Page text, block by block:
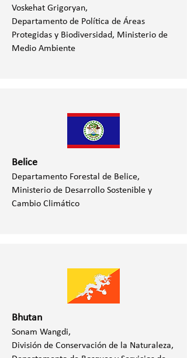
Voskehat Grigoryan,
Departamento de Política de Áreas
Protegidas y Biodiversidad, Ministerio de
Medio Ambiente
Belice
Departamento Forestal de Belice,
Ministerio de Desarrollo Sostenible y
Cambio Climático
Bhutan
Sonam Wangdi,
División de Conservación de la Naturaleza,